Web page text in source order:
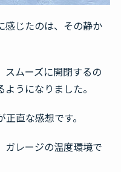
感じたのは、その静か
スムーズに開閉するの
うになりました。
直な感想です。
ガレージの温度環境で